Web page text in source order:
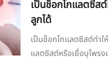
เป็นช็อกโกแลตซีส
ลูกได้
เป็นช็อกโกแลตซีสต์ทำใ
แลตซีสต์หรือเยื่อบุโพร